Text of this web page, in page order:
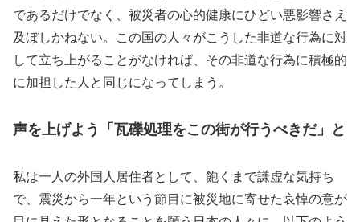
であるだけでなく、被災者の心的健康にひどい悪影響さえ
及ぼしかねない。この国の人々がこうした非道な行為に対
して立ち上がることがなければ、その非道な行為に積極的
に加担した人と同じになってしまう。
声を上げよう「瓦礫処理をこの街が行うべきだ」と
私は一人の外国人居住者として、飽くまで謙虚な気持ち
で、震災から一年という節目に被災地に寄せた哀悼の意が